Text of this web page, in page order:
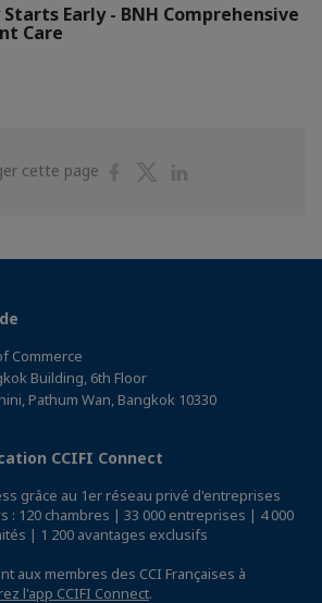
Early - BNH Comprehensive
Care
cette page
PartagerPartager
Commerce
Building, 6th Floor
Pathum Wan, Bangkok 10330
CCIFI Connect
grâce au 1er réseau privé d'entreprises
: 120 chambres | 33 000 entreprises | 4 000
| 1 200 avantages exclusifs
aux membres des CCI Françaises à
l'app CCIFI Connect.